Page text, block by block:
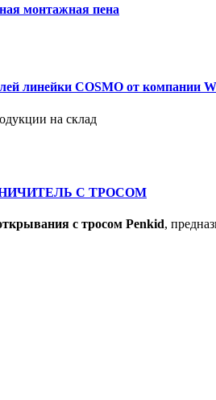
монтажная пена
линейки COSMO от компании
на склад
С ТРОСОМ
с тросом Penkid,